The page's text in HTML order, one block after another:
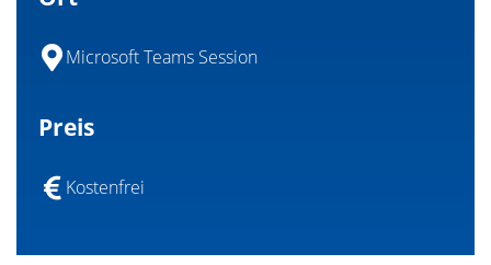
Microsoft Teams Session
Preis
Kostenfrei